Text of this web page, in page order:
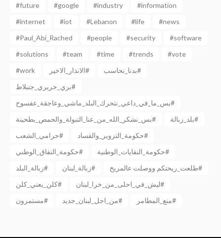
#future
#google #industry
#information
#internet
#iot #Lebanon #life
#news
#Paul_Abi_Rached
#people #security
#software
#solutions
#team #time #trends
#vote
#work
الانذار_الاخير#
بدنا_نحاسب#
بري_حريري_جنبلاط#
بس_ما_في_داعي_نتحرك_البلد_ماشي_وعاجقة_عفسوح#
بس_نشكر_الله_من_عنا_التبولة_والحمص_بطحينة#
بلد_زبالة#
حرامي_الشعب#
حكومة_التزوير_والفساد#
حكومة_النفاق_الوطني#
حكومة_النفايات_الوطنية#
زبالة_البلد#
زبالة_لبنان#
طلعت_ريحتكم ووصلت عالمريخ#
كلن_يعني_كلن#
ليش_في_احلى_من_خرا_لبنان#
مستمرون#
من_اجل_لبنان_جديد# منع_المطامر#